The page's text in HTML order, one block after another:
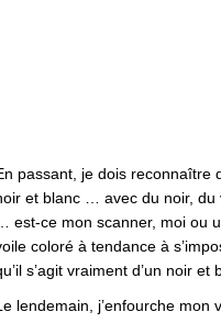
passant, je dois reconnaître
et blanc … avec du noir, du
est-ce mon scanner, moi ou
coloré à tendance à
s’agit vraiment d’un noir
lendemain, j’enfourche